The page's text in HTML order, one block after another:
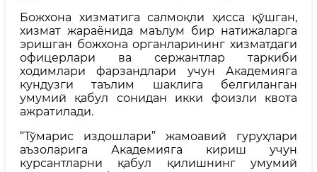
Божхона хизматига салмоқли ҳисса қўшган,
хизмат жараёнида маълум бир натижаларга
эришган божхона органларининг хизматдаги
офицерлари ва сержантлар таркиби
ходимлари фарзандлари учун Академияга
кундузги таълим шаклига белгиланган
умумий қабул сонидан икки фоизли квота
ажратилади.
“Тўмарис издошлари” жамоавий гуруҳлари
аъзоларига Академияга кириш учун
курсантларни қабул қилишнинг умумий